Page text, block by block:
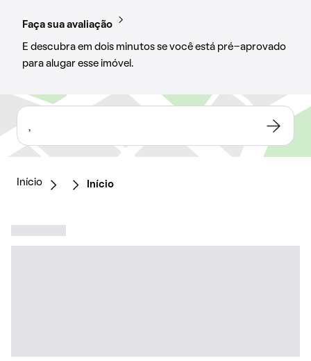
Faça sua avaliação
E descubra em dois minutos se você está pré-aprovado
para alugar esse imóvel.
,
Início Início